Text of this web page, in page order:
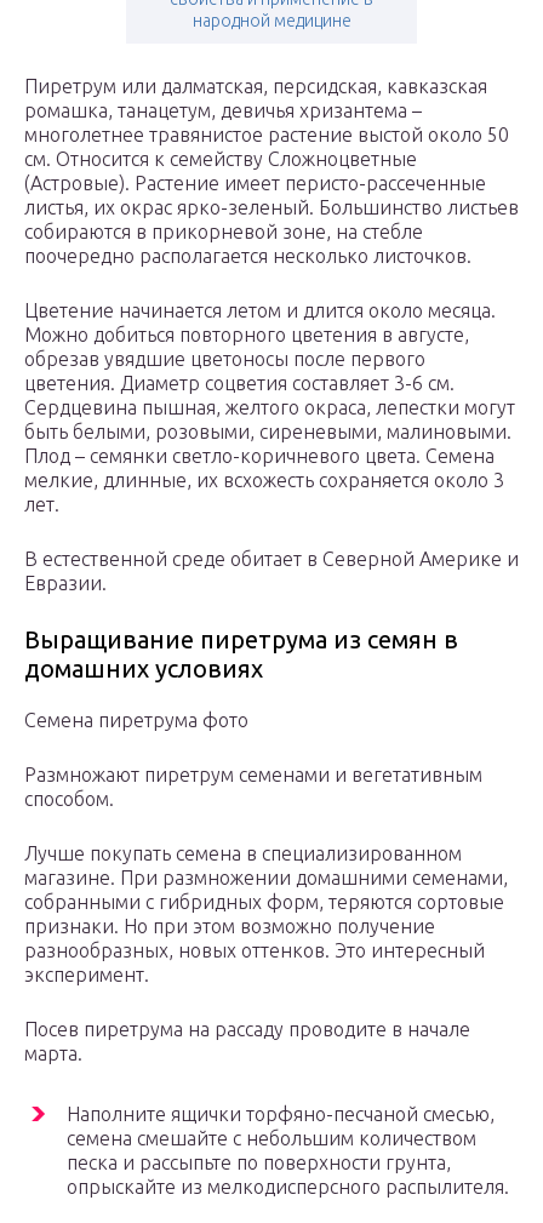
народной медицине
Пиретрум или далматская, персидская, кавказская
ромашка, танацетум, девичья хризантема –
многолетнее травянистое растение выстой около 50
см. Относится к семейству Сложноцветные
(Астровые). Растение имеет перисто-рассеченные
листья, их окрас ярко-зеленый. Большинство листьев
собираются в прикорневой зоне, на стебле
поочередно располагается несколько листочков.
Цветение начинается летом и длится около месяца.
Можно добиться повторного цветения в августе,
обрезав увядшие цветоносы после первого
цветения. Диаметр соцветия составляет 3-6 см.
Сердцевина пышная, желтого окраса, лепестки могут
быть белыми, розовыми, сиреневыми, малиновыми.
Плод – семянки светло-коричневого цвета. Семена
мелкие, длинные, их всхожесть сохраняется около 3
лет.
В естественной среде обитает в Северной Америке и
Евразии.
Выращивание пиретрума из семян в
домашних условиях
Семена пиретрума фото
Размножают пиретрум семенами и вегетативным
способом.
Лучше покупать семена в специализированном
магазине. При размножении домашними семенами,
собранными с гибридных форм, теряются сортовые
признаки. Но при этом возможно получение
разнообразных, новых оттенков. Это интересный
эксперимент.
Посев пиретрума на рассаду проводите в начале
марта.
Наполните ящички торфяно-песчаной смесью,
семена смешайте с небольшим количеством
песка и рассыпьте по поверхности грунта,
опрыскайте из мелкодисперсного распылителя.